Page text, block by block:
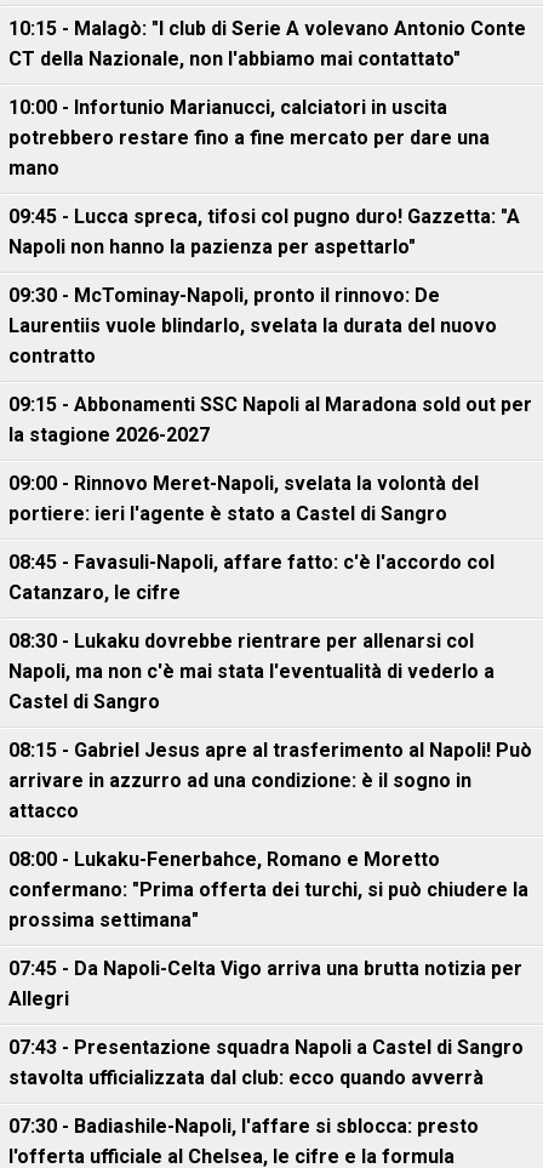
10:15 - Malagò: "I club di Serie A volevano Antonio Conte
CT della Nazionale, non l'abbiamo mai contattato"
10:00 - Infortunio Marianucci, calciatori in uscita
potrebbero restare fino a fine mercato per dare una
mano
09:45 - Lucca spreca, tifosi col pugno duro! Gazzetta: "A
Napoli non hanno la pazienza per aspettarlo"
09:30 - McTominay-Napoli, pronto il rinnovo: De
Laurentiis vuole blindarlo, svelata la durata del nuovo
contratto
09:15 - Abbonamenti SSC Napoli al Maradona sold out per
la stagione 2026-2027
09:00 - Rinnovo Meret-Napoli, svelata la volontà del
portiere: ieri l'agente è stato a Castel di Sangro
08:45 - Favasuli-Napoli, affare fatto: c'è l'accordo col
Catanzaro, le cifre
08:30 - Lukaku dovrebbe rientrare per allenarsi col
Napoli, ma non c'è mai stata l'eventualità di vederlo a
Castel di Sangro
08:15 - Gabriel Jesus apre al trasferimento al Napoli! Può
arrivare in azzurro ad una condizione: è il sogno in
attacco
08:00 - Lukaku-Fenerbahce, Romano e Moretto
confermano: "Prima offerta dei turchi, si può chiudere la
prossima settimana"
07:45 - Da Napoli-Celta Vigo arriva una brutta notizia per
Allegri
07:43 - Presentazione squadra Napoli a Castel di Sangro
stavolta ufficializzata dal club: ecco quando avverrà
07:30 - Badiashile-Napoli, l'affare si sblocca: presto
l'offerta ufficiale al Chelsea, le cifre e la formula